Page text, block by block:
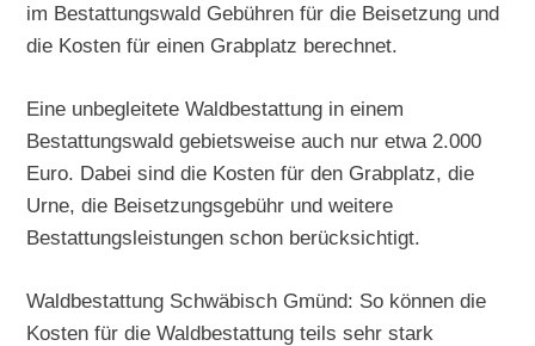
im Bestattungswald Gebühren für die Beisetzung und
die Kosten für einen Grabplatz berechnet.
Eine unbegleitete Waldbestattung in einem
Bestattungswald gebietsweise auch nur etwa 2.000
Euro. Dabei sind die Kosten für den Grabplatz, die
Urne, die Beisetzungsgebühr und weitere
Bestattungsleistungen schon berücksichtigt.
Waldbestattung Schwäbisch Gmünd: So können die
Kosten für die Waldbestattung teils sehr stark